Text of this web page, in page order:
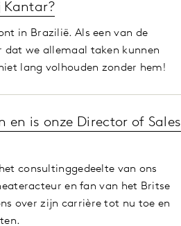
Kantar?
in Brazilië. Als een van de
we allemaal taken kunnen
lang volhouden zonder hem!
is onze Director of Sales
consultinggedeelte van ons
en fan van het Britse
over zijn carrière tot nu toe en